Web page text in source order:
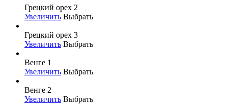
Грецкий орех 2
Увеличить Выбрать
Грецкий орех 3
Увеличить Выбрать
Венге 1
Увеличить Выбрать
Венге 2
Увеличить Выбрать